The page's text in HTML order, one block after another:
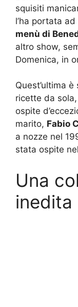
squisiti
l’ha portata
menù di
altro show,
Domenica, in
Quest’ultima
ricette da
ospite
marito, Fabio
a nozze nel
stata ospite
Una
inedita